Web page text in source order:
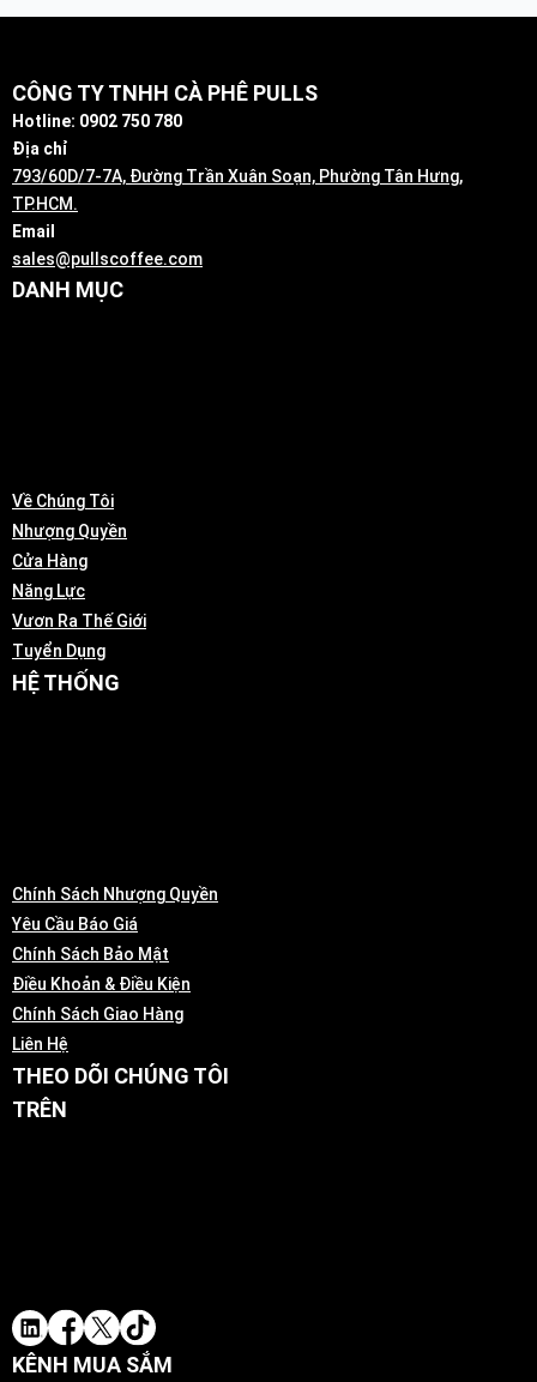
CÔNG TY TNHH CÀ PHÊ PULLS
Hotline: 0902 750 780
Địa chỉ
793/60D/7-7A, Đường Trần Xuân Soạn, Phường Tân Hưng,
TP.HCM.
Email
sales@pullscoffee.com
DANH MỤC
Về Chúng Tôi
Nhượng Quyền
Cửa Hàng
Năng Lực
Vươn Ra Thế Giới
Tuyển Dụng
HỆ THỐNG
Chính Sách Nhượng Quyền
Yêu Cầu Báo Giá
Chính Sách Bảo Mật
Điều Khoản & Điều Kiện
Chính Sách Giao Hàng
Liên Hệ
THEO DÕI CHÚNG TÔI
TRÊN
KÊNH MUA SẮM